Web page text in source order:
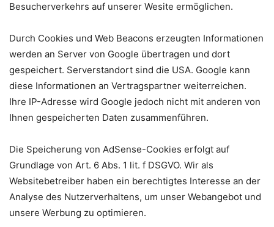
Besucherverkehrs auf unserer Wesite ermöglichen.
Durch Cookies und Web Beacons erzeugten Informationen
werden an Server von Google übertragen und dort
gespeichert. Serverstandort sind die USA. Google kann
diese Informationen an Vertragspartner weiterreichen.
Ihre IP-Adresse wird Google jedoch nicht mit anderen von
Ihnen gespeicherten Daten zusammenführen.
Die Speicherung von AdSense-Cookies erfolgt auf
Grundlage von Art. 6 Abs. 1 lit. f DSGVO. Wir als
Websitebetreiber haben ein berechtigtes Interesse an der
Analyse des Nutzerverhaltens, um unser Webangebot und
unsere Werbung zu optimieren.